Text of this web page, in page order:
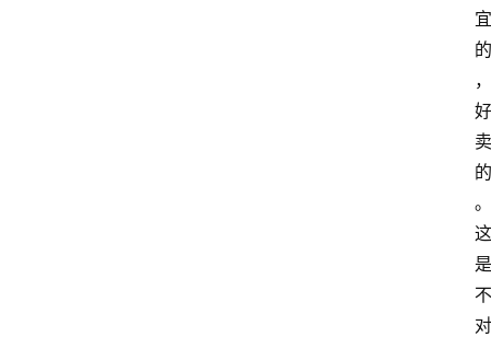
宜
的
，
好
卖
的
。
这
是
不
对